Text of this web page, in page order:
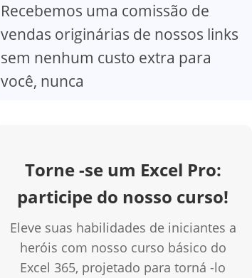
Recebemos uma comissão de
vendas originárias de nossos links
sem nenhum custo extra para
você, nunca
Torne -se um Excel Pro:
participe do nosso curso!
Eleve suas habilidades de iniciantes a
heróis com nosso curso básico do
Excel 365, projetado para torná -lo